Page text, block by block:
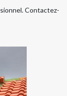
Contactez-